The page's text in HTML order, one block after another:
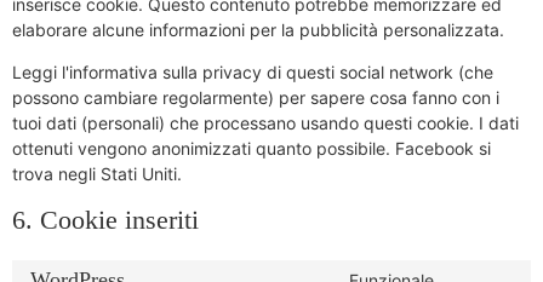
elaborare alcune informazioni per la pubblicità personalizzata.
Leggi l'informativa sulla privacy di questi social network (che
possono cambiare regolarmente) per sapere cosa fanno con i
tuoi dati (personali) che processano usando questi cookie. I dati
ottenuti vengono anonimizzati quanto possibile. Facebook si
trova negli Stati Uniti.
6. Cookie inseriti